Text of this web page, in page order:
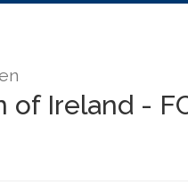
of Ireland -